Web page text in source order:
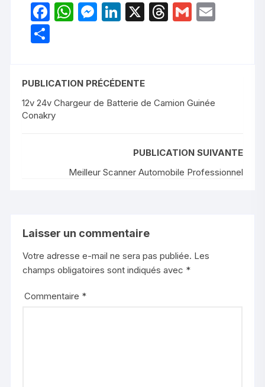
F
b
o
o
W
A
p
M
e
n
Li
dI
n
X
T
s
G
g
er
PUBLICATION PRÉCÉDENTE
12v 24v Chargeur de Batterie de Camion Guinée
Conakry
PUBLICATION SUIVANTE
Meilleur Scanner Automobile Professionnel
Laisser un commentaire
Votre adresse e-mail ne sera pas publiée. Les
champs obligatoires sont indiqués avec *
Commentaire *